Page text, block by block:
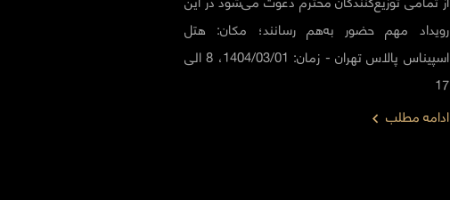
رویداد مهم حضور به‌هم رسانند؛ مکان: هتل
اسپيناس پالاس تهران - زمان: 1404/03/01، 8 الی
17
ادامه مطلب